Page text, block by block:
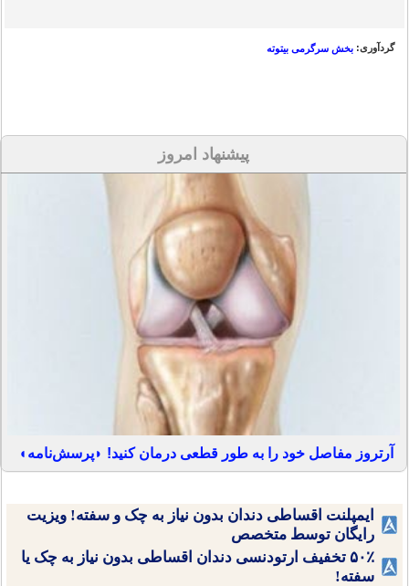
گردآوری: بخش سرگرمی بیتوته
پیشنهاد امروز
آرتروز مفاصل خود را به طور قطعی درمان کنید! ◗پرسش‌نامه◖
ایمپلنت اقساطی دندان بدون نیاز به چک و سفته! ویزیت
رایگان توسط متخصص
۵۰٪ تخفیف ارتودنسی دندان اقساطی بدون نیاز به چک یا
سفته!